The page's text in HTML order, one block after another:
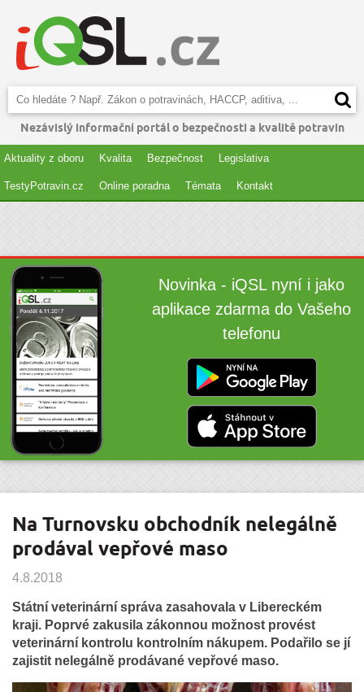
Nezávislý informační portál o bezpečnosti a kvalitě potravin
Aktuality z oboru Kvalita Bezpečnost Legislativa
TestyPotravin.cz Online poradna Témata Kontakt
Novinka - iQSL nyní i jako
aplikace zdarma do Vašeho
telefonu
Na Turnovsku obchodník nelegálně
prodával vepřové maso
4.8.2018
Státní veterinární správa zasahovala v Libereckém
kraji. Poprvé zakusila zákonnou možnost provést
veterinární kontrolu kontrolním nákupem. Podařilo se jí
zajistit nelegálně prodávané vepřové maso.